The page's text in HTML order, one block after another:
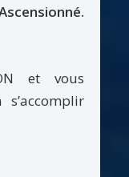
et vous